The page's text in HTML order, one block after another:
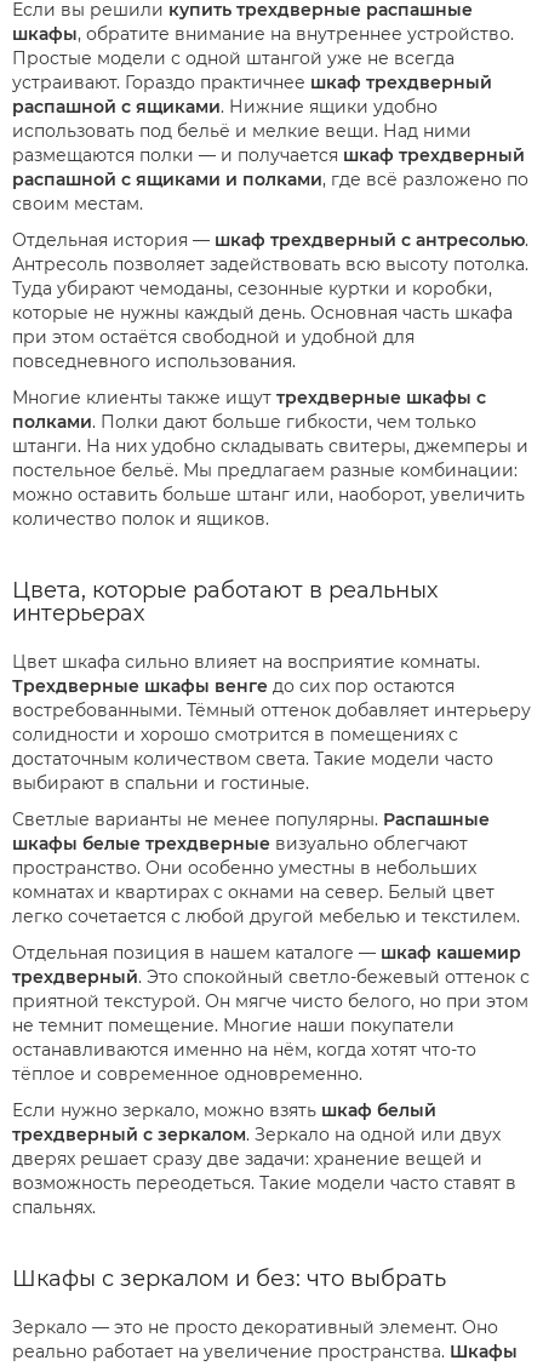
Если вы решили купить трехдверные распашные
шкафы, обратите внимание на внутреннее устройство.
Простые модели с одной штангой уже не всегда
устраивают. Гораздо практичнее шкаф трехдверный
распашной с ящиками. Нижние ящики удобно
использовать под бельё и мелкие вещи. Над ними
размещаются полки — и получается шкаф трехдверный
распашной с ящиками и полками, где всё разложено по
своим местам.
Отдельная история — шкаф трехдверный с антресолью.
Антресоль позволяет задействовать всю высоту потолка.
Туда убирают чемоданы, сезонные куртки и коробки,
которые не нужны каждый день. Основная часть шкафа
при этом остаётся свободной и удобной для
повседневного использования.
Многие клиенты также ищут трехдверные шкафы с
полками. Полки дают больше гибкости, чем только
штанги. На них удобно складывать свитеры, джемперы и
постельное бельё. Мы предлагаем разные комбинации:
можно оставить больше штанг или, наоборот, увеличить
количество полок и ящиков.
Цвета, которые работают в реальных
интерьерах
Цвет шкафа сильно влияет на восприятие комнаты.
Трехдверные шкафы венге до сих пор остаются
востребованными. Тёмный оттенок добавляет интерьеру
солидности и хорошо смотрится в помещениях с
достаточным количеством света. Такие модели часто
выбирают в спальни и гостиные.
Светлые варианты не менее популярны. Распашные
шкафы белые трехдверные визуально облегчают
пространство. Они особенно уместны в небольших
комнатах и квартирах с окнами на север. Белый цвет
легко сочетается с любой другой мебелью и текстилем.
Отдельная позиция в нашем каталоге — шкаф кашемир
трехдверный. Это спокойный светло-бежевый оттенок с
приятной текстурой. Он мягче чисто белого, но при этом
не темнит помещение. Многие наши покупатели
останавливаются именно на нём, когда хотят что-то
тёплое и современное одновременно.
Если нужно зеркало, можно взять шкаф белый
трехдверный с зеркалом. Зеркало на одной или двух
дверях решает сразу две задачи: хранение вещей и
возможность переодеться. Такие модели часто ставят в
спальнях.
Шкафы с зеркалом и без: что выбрать
Зеркало — это не просто декоративный элемент. Оно
реально работает на увеличение пространства. Шкафы